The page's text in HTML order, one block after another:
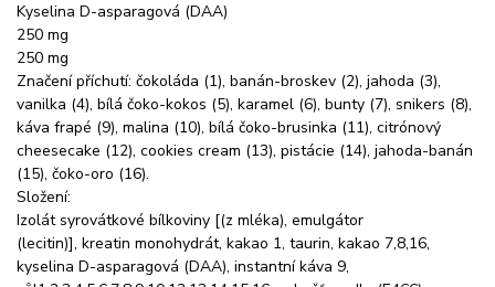
Kyselina D-asparagová (DAA)
250 mg
250 mg
Značení příchutí: čokoláda (1), banán-broskev (2), jahoda (3),
vanilka (4), bílá čoko-kokos (5), karamel (6), bunty (7), snikers (8),
káva frapé (9), malina (10), bílá čoko-brusinka (11), citrónový
cheesecake (12), cookies cream (13), pistácie (14), jahoda-banán
(15), čoko-oro (16).
Složení:
Izolát syrovátkové bílkoviny [(z mléka), emulgátor
(lecitin)], kreatin monohydrát, kakao 1, taurin, kakao 7,8,16,
kyselina D-asparagová (DAA), instantní káva 9,